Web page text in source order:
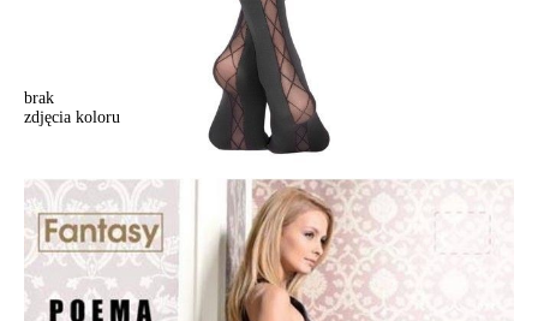
brak
zdjęcia koloru
Rajstopy damskie FANTASY POEMA, r. 2, nero
Rajstopy damskie FANTASY POEMA, r. 2, nero
36,90 zł
27%
26,90 zł
Kolory:
BRAK
ZDJĘCIA
BRAK
ZDJĘCIA